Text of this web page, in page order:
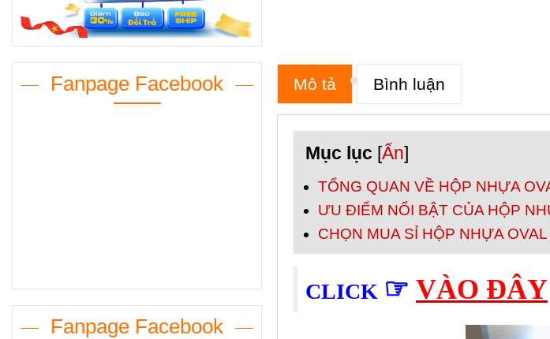
Mô tả Bình luận
Mục lục [Ẩn]
TỔNG QUAN VỀ HỘP NHỰA
ƯU ĐIỂM NỔI BẬT CỦA HỘP
CHỌN MUA SỈ HỘP NHỰA
CLICK ☞ VÀO ĐÂY
Fanpage Facebook
Fanpage Facebook